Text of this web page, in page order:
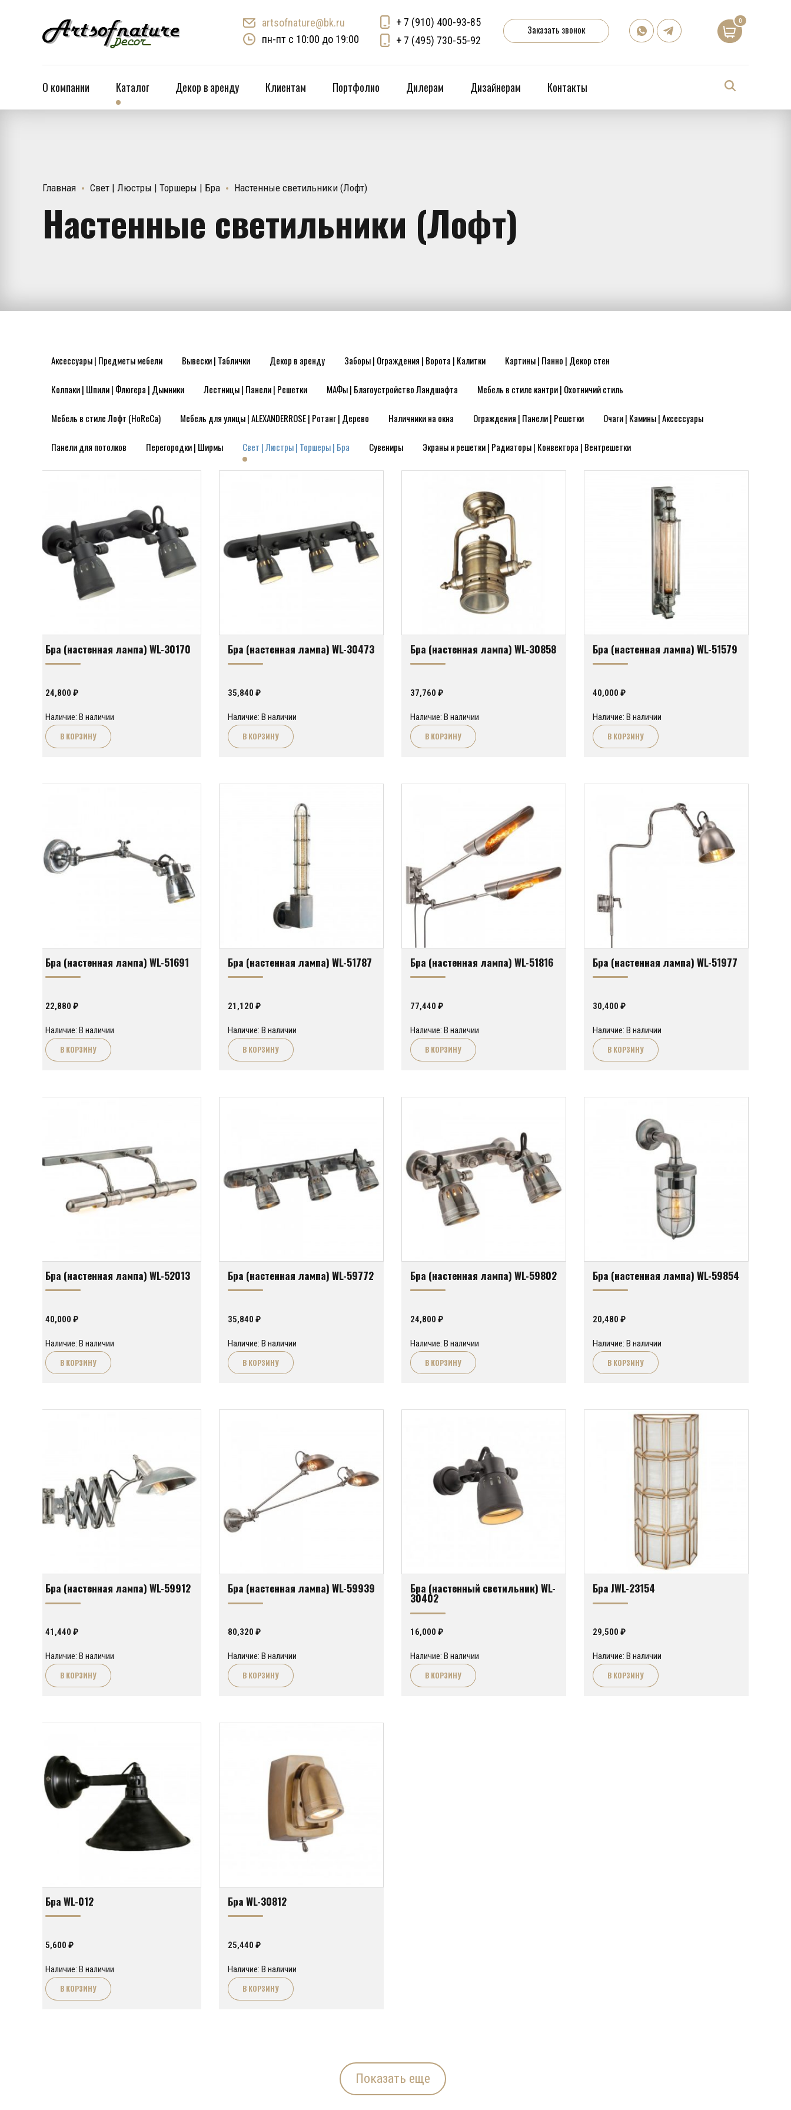
artsofnature@bk.ru
пн-пт с 10:00 до 19:00
+ 7 (910) 400-93-85
+ 7 (495) 730-55-92
Заказать звонок
0
О компании Каталог Декор в аренду Клиентам Портфолио Дилерам Дизайнерам Контакты
Главная Свет | Люстры | Торшеры | Бра Настенные светильники (Лофт)
Настенные светильники (Лофт)
Аксессуары | Предметы мебели Вывески | Таблички Декор в аренду Заборы | Ограждения | Ворота | Калитки Картины | Панно | Декор стен
Колпаки | Шпили | Флюгера | Дымники Лестницы | Панели | Решетки МАФы | Благоустройство Ландшафта Мебель в стиле кантри | Охотничий стиль
Мебель в стиле Лофт (HoReCa) Мебель для улицы | ALEXANDERROSE | Ротанг | Дерево Наличники на окна Ограждения | Панели | Решетки Очаги | Камины | Аксессуары
Панели для потолков Перегородки | Ширмы Свет | Люстры | Торшеры | Бра Сувениры Экраны и решетки | Радиаторы | Конвектора | Вентрешетки
Бра (настенная лампа) WL-30170
24,800 ₽
Наличие: В наличии
В КОРЗИНУ
Бра (настенная лампа) WL-30473
35,840 ₽
Наличие: В наличии
В КОРЗИНУ
Бра (настенная лампа) WL-30858
37,760 ₽
Наличие: В наличии
В КОРЗИНУ
Бра (настенная лампа) WL-51579
40,000 ₽
Наличие: В наличии
В КОРЗИНУ
Бра (настенная лампа) WL-51691
22,880 ₽
Наличие: В наличии
В КОРЗИНУ
Бра (настенная лампа) WL-51787
21,120 ₽
Наличие: В наличии
В КОРЗИНУ
Бра (настенная лампа) WL-51816
77,440 ₽
Наличие: В наличии
В КОРЗИНУ
Бра (настенная лампа) WL-51977
30,400 ₽
Наличие: В наличии
В КОРЗИНУ
Бра (настенная лампа) WL-52013
40,000 ₽
Наличие: В наличии
В КОРЗИНУ
Бра (настенная лампа) WL-59772
35,840 ₽
Наличие: В наличии
В КОРЗИНУ
Бра (настенная лампа) WL-59802
24,800 ₽
Наличие: В наличии
В КОРЗИНУ
Бра (настенная лампа) WL-59854
20,480 ₽
Наличие: В наличии
В КОРЗИНУ
Бра (настенная лампа) WL-59912
41,440 ₽
Наличие: В наличии
В КОРЗИНУ
Бра (настенная лампа) WL-59939
80,320 ₽
Наличие: В наличии
В КОРЗИНУ
Бра (настенный светильник) WL-
30402
16,000 ₽
Наличие: В наличии
В КОРЗИНУ
Бра JWL-23154
29,500 ₽
Наличие: В наличии
В КОРЗИНУ
Бра WL-012
5,600 ₽
Наличие: В наличии
В КОРЗИНУ
Бра WL-30812
25,440 ₽
Наличие: В наличии
В КОРЗИНУ
Показать еще